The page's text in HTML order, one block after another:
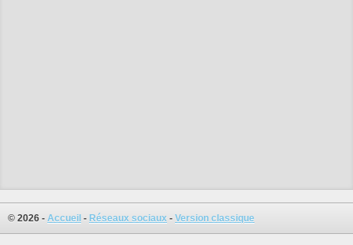
© 2026 - Accueil - Réseaux sociaux - Version classique